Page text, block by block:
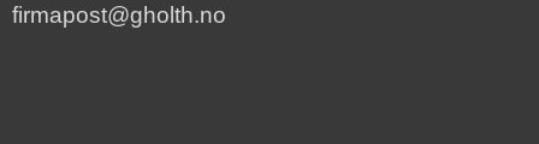
firmapost@gholth.no